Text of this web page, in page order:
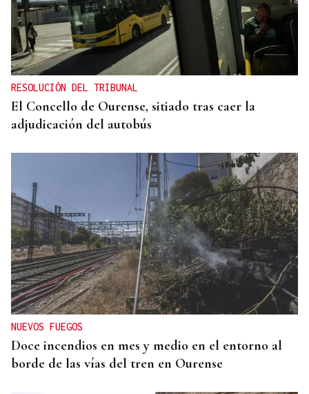
RESOLUCIÓN DEL TRIBUNAL
El Concello de Ourense, sitiado tras caer la
adjudicación del autobús
NUEVOS FUEGOS
Doce incendios en mes y medio en el entorno al
borde de las vías del tren en Ourense